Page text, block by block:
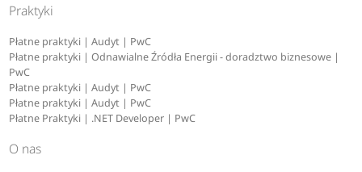
Praktyki
Płatne praktyki | Audyt | PwC
Płatne praktyki | Odnawialne Źródła Energii - doradztwo biznesowe |
PwC
Płatne praktyki | Audyt | PwC
Płatne praktyki | Audyt | PwC
Płatne Praktyki | .NET Developer | PwC
O nas